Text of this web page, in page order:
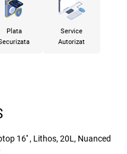
Plata
Service
Autorizat
16'' , Lithos, 20L, Nuanced